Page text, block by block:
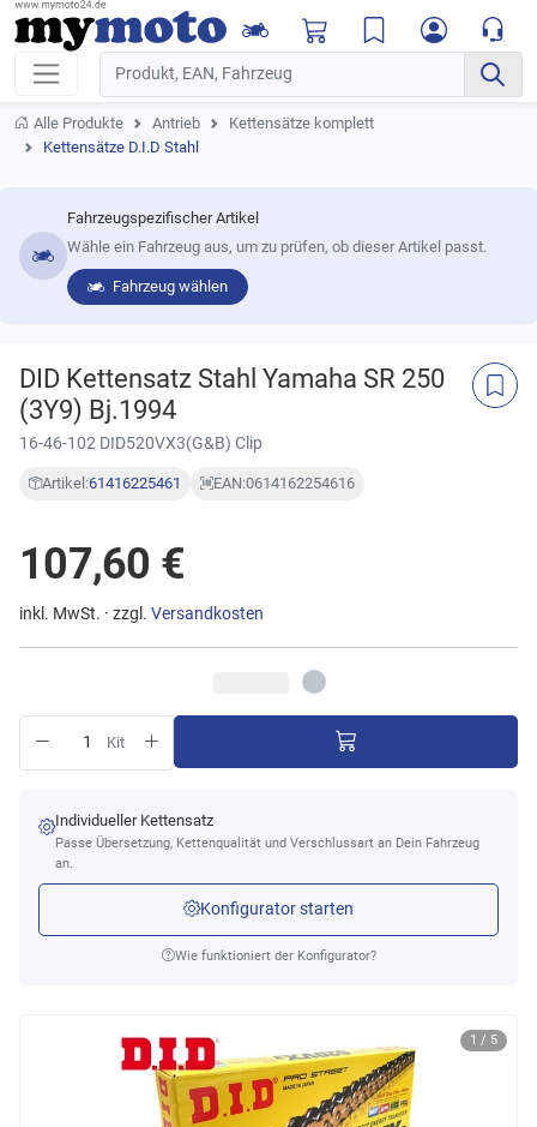
Alle Produkte Antrieb
Kettensätze komplett
Kettensätze D.I.D Stahl
Fahrzeugspezifischer Artikel
Wähle ein Fahrzeug aus, um zu prüfen, ob dieser Artikel passt.
Fahrzeug wählen
DID Kettensatz Stahl Yamaha SR 250
(3Y9) Bj.1994
16-46-102 DID520VX3(G&B) Clip
Artikel:61416225461 EAN:0614162254616
1 / 5
107,60 €
inkl. MwSt. · zzgl. Versandkosten
Kit
Individueller Kettensatz
Passe Übersetzung, Kettenqualität und Verschlussart an Dein Fahrzeug
an.
Konfigurator starten
Wie funktioniert der Konfigurator?